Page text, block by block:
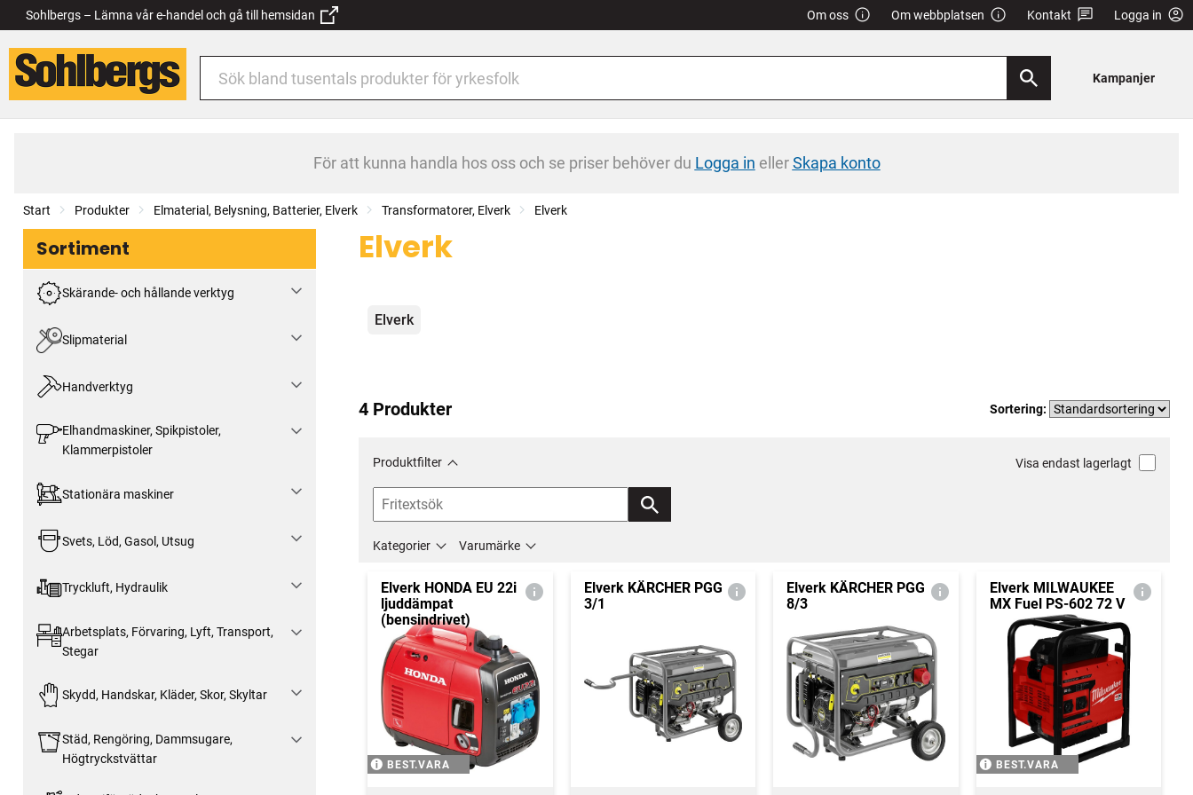
Sohlbergs – Lämna vår e-handel och gå till hemsidan Om oss Om webbplatsen Kontakt Logga in
Kampanjer
För att kunna handla hos oss och se priser behöver du Logga in ellerSkapa konto
Start Produkter Elmaterial, Belysning, Batterier, Elverk Transformatorer, Elverk Elverk
Sortiment
Skärande- och hållande verktyg
Slipmaterial
Handverktyg
Elhandmaskiner, Spikpistoler,
Klammerpistoler
Stationära maskiner
Svets, Löd, Gasol, Utsug
Tryckluft, Hydraulik
Arbetsplats, Förvaring, Lyft, Transport,
Stegar
Skydd, Handskar, Kläder, Skor, Skyltar
Städ, Rengöring, Dammsugare,
Högtryckstvättar
Elverk
Kategorier
Elverk
4 Produkter Sortering:
Produktfilter Visa endast lagerlagt
Kategorier Varumärke
Elverk HONDA EU 22i
ljuddämpat
(bensindrivet)
BEST.VARA
Elverk KÄRCHER PGG
3/1
Elverk KÄRCHER PGG
8/3
Elverk MILWAUKEE
MX Fuel PS-602 72 V
BEST.VARA